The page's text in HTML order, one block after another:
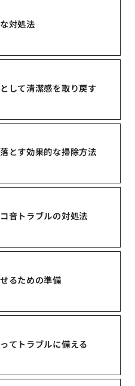
対処法
して清潔感を取り戻す
とす効果的な掃除方法
音トラブルの対処法
るための準備
てトラブルに備える